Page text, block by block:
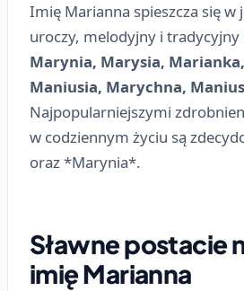
Imię Marianna spieszcza się w
uroczy, melodyjny i tradycyjny
Marynia, Marysia,
Maniusia, Marychna,
Najpopularniejszymi
w codziennym życiu są
oraz *Marynia*.
Sławne postacie
imię Marianna